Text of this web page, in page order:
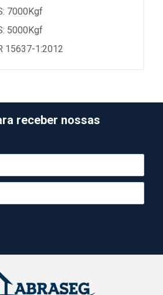
7000Kgf
5000Kgf
15637-1:2012
receber nossas